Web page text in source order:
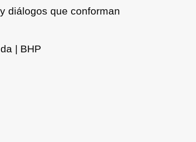
diálogos que conforman
| BHP